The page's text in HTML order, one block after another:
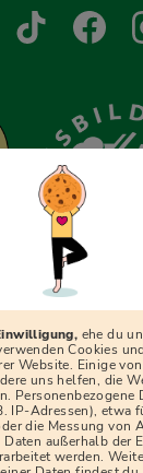
mit
für Schritt bei
mehr. Für
wollen!
ehe du
Cookies
Website. Einige
uns helfen, die
Personenbezogene
IP-Adressen), etwa
die Messung von
außerhalb der
werden.